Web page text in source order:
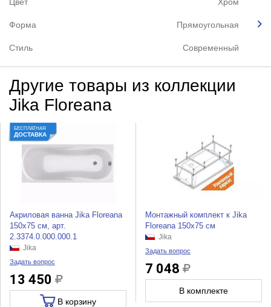
Цвет Хром
Форма Прямоугольная
Стиль Современный
Другие товары из коллекции
Jika Floreana
БЕСПЛАТНАЯ
ДОСТАВКА
Акриловая ванна Jika Floreana
150x75 см, арт.
2.3374.0.000.000.1
Jika
Задать вопрос
13 450
В корзину
Монтажный комплект к Jika
Floreana 150x75 см
Jika
Задать вопрос
7 048
В комплекте